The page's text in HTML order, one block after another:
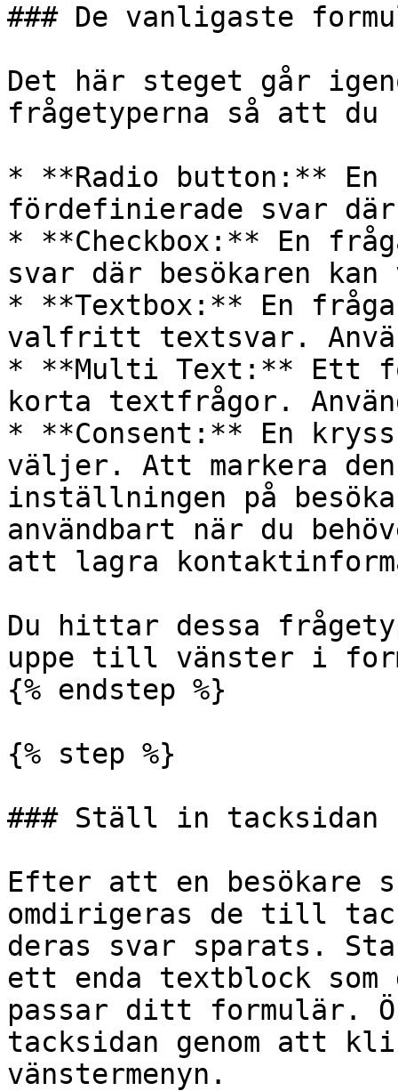
### De vanligaste
Det här steget går
frågetyperna så att du
* **Radio button:** En
fördefinierade svar
* **Checkbox:** En
svar där besökaren
* **Textbox:** En
valfritt textsvar.
* **Multi Text:** Ett
korta textfrågor.
* **Consent:** En
väljer. Att markera den
inställningen på
användbart när du
att lagra
Du hittar dessa
uppe till vänster i
{% endstep %}
{% step %}
### Ställ in tacksidan
Efter att en besökare
omdirigeras de till
deras svar sparats.
ett enda textblock
passar ditt formulär.
tacksidan genom att
vänstermenyn.